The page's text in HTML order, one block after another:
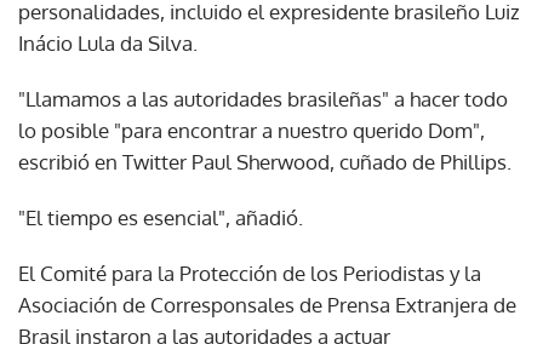
personalidades, incluido el expresidente brasileño Luiz
Inácio Lula da Silva.
"Llamamos a las autoridades brasileñas" a hacer todo
lo posible "para encontrar a nuestro querido Dom",
escribió en Twitter Paul Sherwood, cuñado de Phillips.
"El tiempo es esencial", añadió.
El Comité para la Protección de los Periodistas y la
Asociación de Corresponsales de Prensa Extranjera de
Brasil instaron a las autoridades a actuar